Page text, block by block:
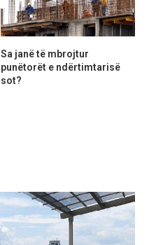
Sa janë të mbrojtur
punëtorët e ndërtimtarisë
sot?